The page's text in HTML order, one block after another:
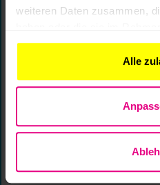
weiteren Daten zusammen,
gesammelt haben.
Alle
wiedergewählt
Infrastruktur. Betreiber.
»
Dezember 2023
BIL wünscht Frohe